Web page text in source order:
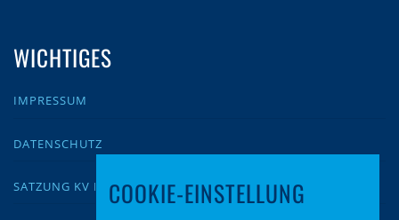
WICHTIGES
IMPRESSUM
DATENSCHUTZ
SATZUNG KV KUSELCOOKIE-EINSTELLUNG